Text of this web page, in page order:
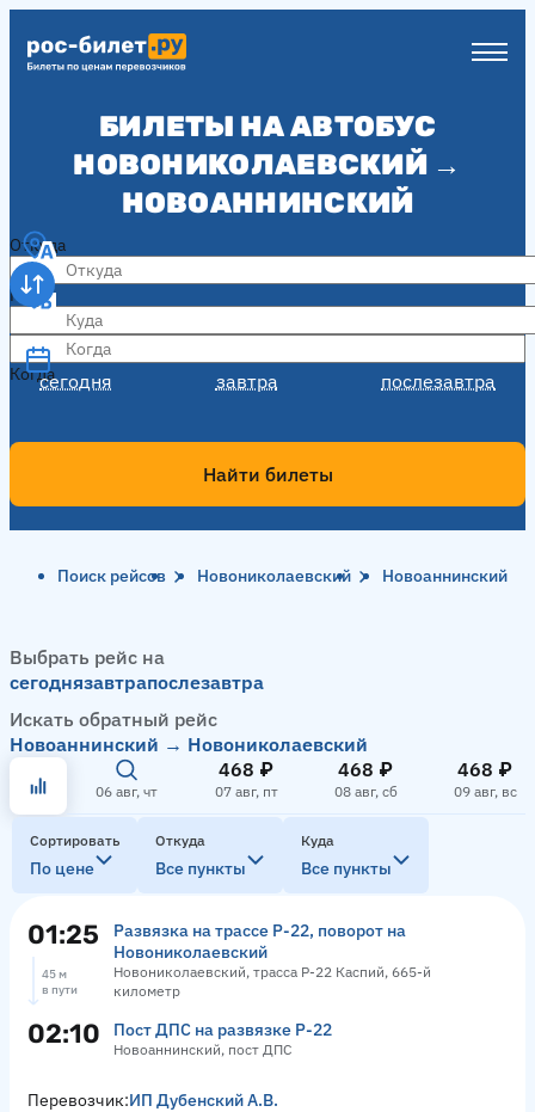
БИЛЕТЫ НА АВТОБУС
НОВОНИКОЛАЕВСКИЙ →
НОВОАННИНСКИЙ
Откуда
Куда
Когда
сегодня завтра послезавтра
Когда
Найти билеты
Поиск рейсов Новониколаевский Новоаннинский
Выбрать рейс на
сегоднязавтрапослезавтра
Искать обратный рейс
Новоаннинский → Новониколаевский
06 авг, чт
468 ₽
07 авг, пт
468 ₽
08 авг, сб
468 ₽
09 авг, вс
Сортировать
По цене
Откуда
Все пункты
Куда
Все пункты
01:25
Развязка на трассе Р-22, поворот на
Новониколаевский
Новониколаевский, трасса Р-22 Каспий, 665-й
километр
45 м
в пути
02:10 Пост ДПС на развязке Р-22
Новоаннинский, пост ДПС
Перевозчик:ИП Дубенский А.В.